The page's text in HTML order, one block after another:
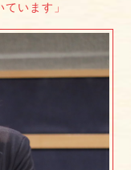
います」